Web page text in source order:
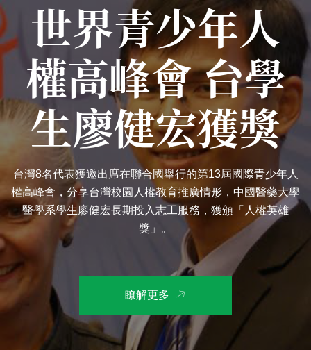
世界青少年人
權高峰會 台學
生廖健宏獲獎
台灣8名代表獲邀出席在聯合國舉行的第13屆國際青少年人
權高峰會，分享台灣校園人權教育推廣情形，中國醫藥大學
醫學系學生廖健宏長期投入志工服務，獲頒「人權英雄
獎」。
瞭解更多